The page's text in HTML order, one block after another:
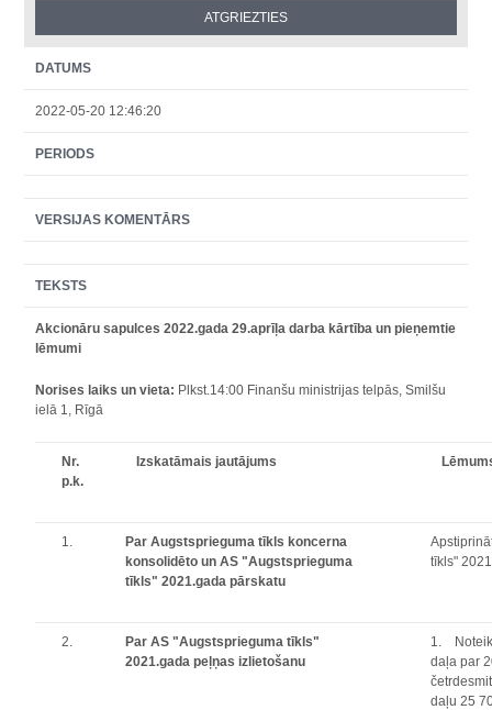
DATUMS
2022-05-20 12:46:20
PERIODS
VERSIJAS KOMENTĀRS
TEKSTS
Akcionāru sapulces 2022.gada 29.aprīļa darba kārtība un pieņemtie
lēmumi
Norises laiks un vieta: Plkst.14:00 Finanšu ministrijas telpās, Smilšu
ielā 1, Rīgā
Nr.
p.k.
Izskatāmais jautājums
1.
Par Augstsprieguma tīkls koncerna
konsolidēto un AS "Augstsprieguma
tīkls" 2021.gada pārskatu
tīkls"
2.
Par AS "Augstsprieguma tīkls"
2021.gada peļņas izlietošanu
1.
daļa par
daļu 25